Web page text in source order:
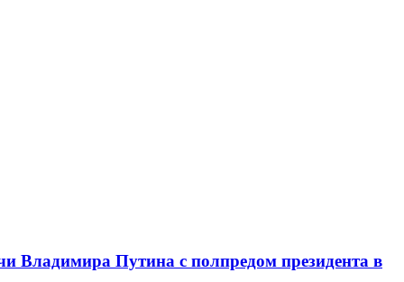
Владимира Путина с полпредом президента в